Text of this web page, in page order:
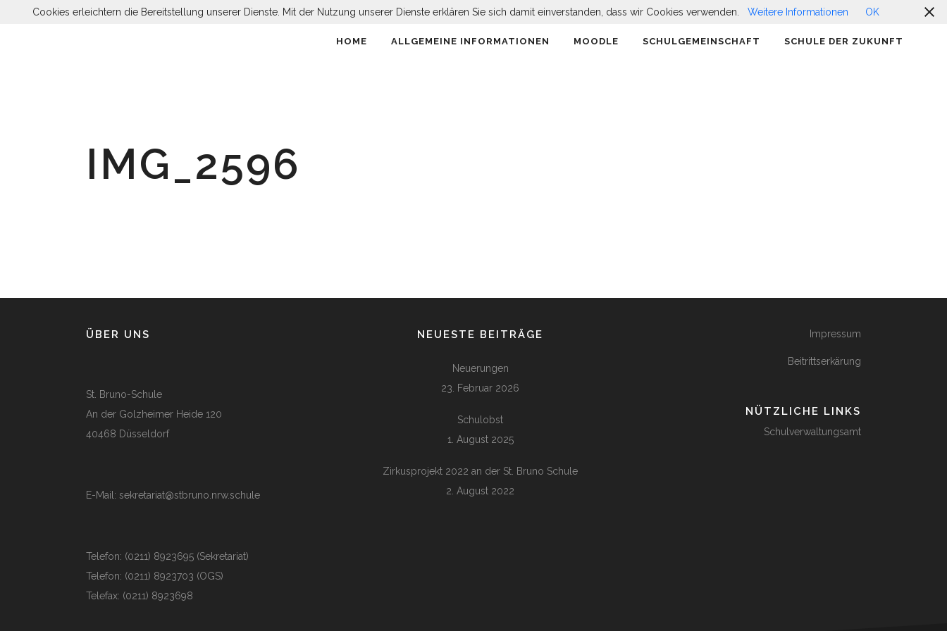
HOME ALLGEMEINE INFORMATIONEN MOODLE SCHULGEMEINSCHAFT SCHULE DER ZUKUNFT
IMG_2596
ÜBER UNS
St. Bruno-Schule
An der Golzheimer Heide 120
40468 Düsseldorf
E-Mail: sekretariat@stbruno.nrw.schule
Telefon: (0211) 8923695 (Sekretariat)
Telefon: (0211) 8923703 (OGS)
Telefax: (0211) 8923698
NEUESTE BEITRÄGE
Neuerungen
23. Februar 2026
Schulobst
1. August 2025
Zirkusprojekt 2022 an der St. Bruno Schule
2. August 2022
Impressum
Beitrittserkärung
NÜTZLICHE LINKS
Schulverwaltungsamt
Cookies erleichtern die Bereitstellung unserer Dienste. Mit der Nutzung unserer Dienste erklären Sie sich damit einverstanden, dass wir Cookies verwenden. Weitere Informationen OK